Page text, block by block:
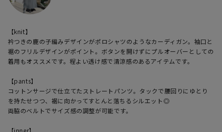
【knit】
衿つきの鹿の子編みデザインがポロシャツのようなカーディガン。袖口と
裾のフリルデザインがポイント。ボタンを開けずにプルオーバーとしての
着用もオススメです。程よい透け感で清涼感のあるアイテムです。
【pants】
コットンサージで仕立てたストレートパンツ。タックで腰回りにゆとり
を持たせつつ、裾に向かってすとんと落ちるシルエット◎
両脇のベルトでサイズ感の調整が可能です。
【inner】